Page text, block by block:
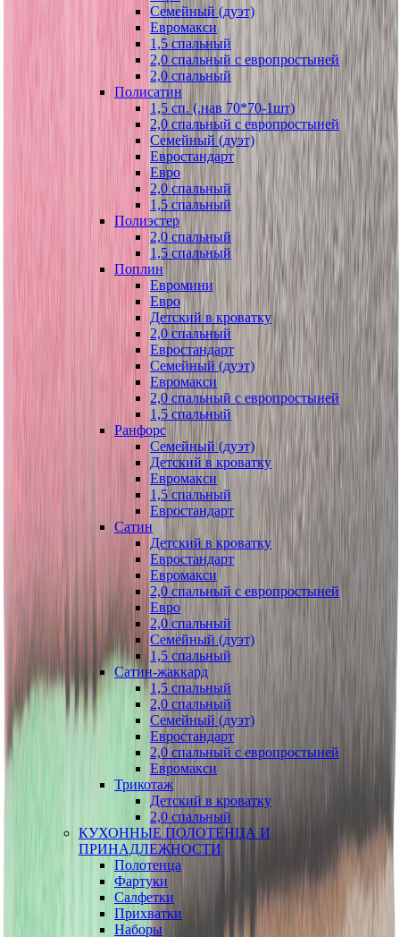
Семейный (дуэт)
Евромакси
1,5 спальный
2,0 спальный с европростыней
2,0 спальный
Полисатин
1,5 сп. (.нав 70*70-1шт)
2,0 спальный с европростыней
Семейный (дуэт)
Евростандарт
Евро
2,0 спальный
1,5 спальный
Полиэстер
2,0 спальный
1,5 спальный
Поплин
Евромини
Евро
Детский в кроватку
2,0 спальный
Евростандарт
Семейный (дуэт)
Евромакси
2,0 спальный с европростыней
1,5 спальный
Ранфорс
Семейный (дуэт)
Детский в кроватку
Евромакси
1,5 спальный
Евростандарт
Сатин
Детский в кроватку
Евростандарт
Евромакси
2,0 спальный с европростыней
Евро
2,0 спальный
Семейный (дуэт)
1,5 спальный
Сатин-жаккард
1,5 спальный
2,0 спальный
Семейный (дуэт)
Евростандарт
2,0 спальный с европростыней
Евромакси
Трикотаж
Детский в кроватку
2,0 спальный
КУХОННЫЕ ПОЛОТЕНЦА И
ПРИНАДЛЕЖНОСТИ
Полотенца
Фартуки
Салфетки
Прихватки
Наборы